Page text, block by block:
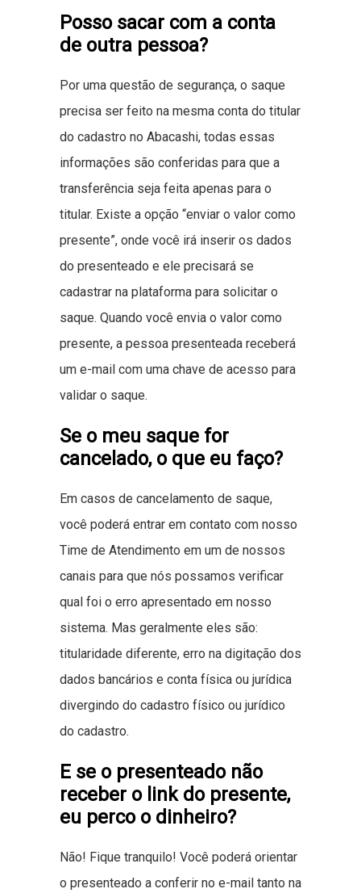
Posso sacar com a conta
de outra pessoa?
Por uma questão de segurança, o saque
precisa ser feito na mesma conta do titular
do cadastro no Abacashi, todas essas
informações são conferidas para que a
transferência seja feita apenas para o
titular. Existe a opção “enviar o valor como
presente”, onde você irá inserir os dados
do presenteado e ele precisará se
cadastrar na plataforma para solicitar o
saque. Quando você envia o valor como
presente, a pessoa presenteada receberá
um e-mail com uma chave de acesso para
validar o saque.
Se o meu saque for
cancelado, o que eu faço?
Em casos de cancelamento de saque,
você poderá entrar em contato com nosso
Time de Atendimento em um de nossos
canais para que nós possamos verificar
qual foi o erro apresentado em nosso
sistema. Mas geralmente eles são:
titularidade diferente, erro na digitação dos
dados bancários e conta física ou jurídica
divergindo do cadastro físico ou jurídico
do cadastro.
E se o presenteado não
receber o link do presente,
eu perco o dinheiro?
Não! Fique tranquilo! Você poderá orientar
o presenteado a conferir no e-mail tanto na